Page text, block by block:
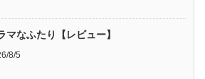
マなふたり【レビュー】
8/5